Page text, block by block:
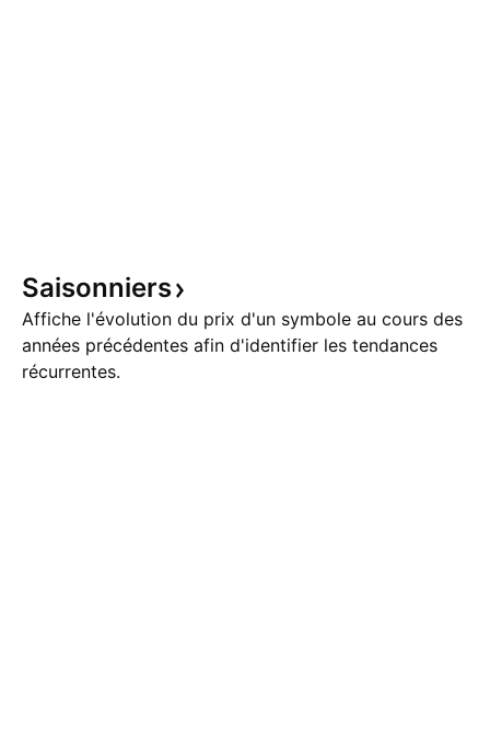
Saisonniers
Affiche l'évolution du prix d'un symbole au cours des
années précédentes afin d'identifier les tendances
récurrentes.